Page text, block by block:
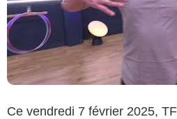
Ce vendredi 7 février 2025,